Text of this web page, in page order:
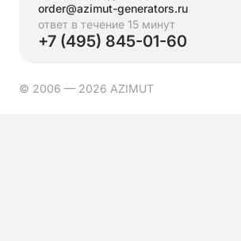
order@azimut-generators.ru
ответ в течение 15 минут
+7 (495) 845-01-60
© 2006 — 2026 AZIMUT